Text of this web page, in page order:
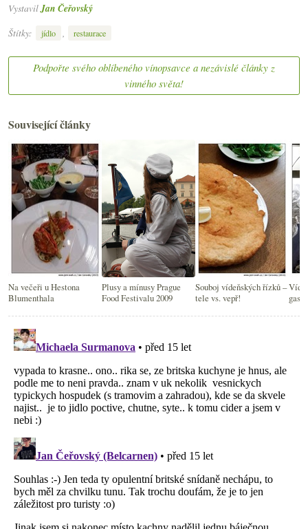
Vystavil Jan Čeřovský
Štítky:
jídlo , restaurace
Podpořte svého oblíbeného vínopsavce a nezávislé články z
vinného světa!
Související články
Na večeři u Hestona
Blumenthala
Plusy a mínusy Prague
Food Festivalu 2009
Souboj vídeňských řízků –
tele vs. vepř!